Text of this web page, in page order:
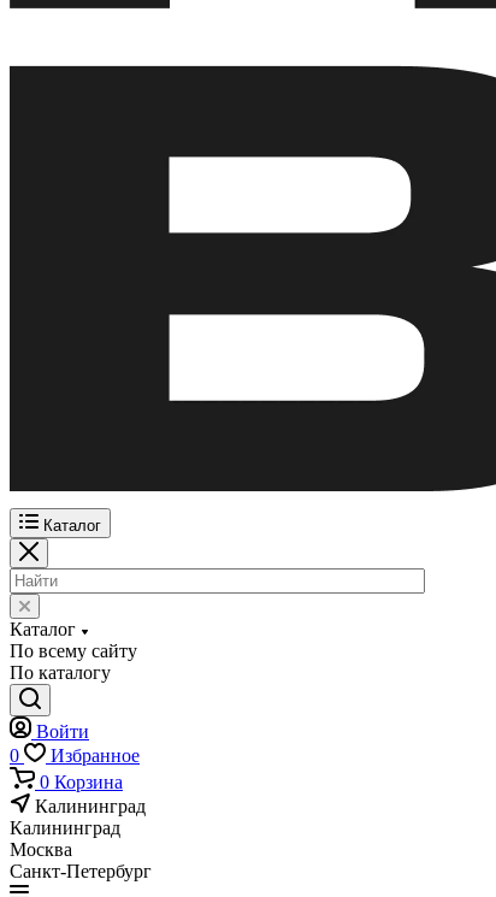
Каталог
Каталог
По всему сайту
По каталогу
Войти
0
Избранное
0 Корзина
Калининград
Калининград
Москва
Санкт-Петербург